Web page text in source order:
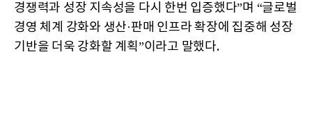
경쟁력과 성장 지속성을 다시 한번 입증했다”며 “글로벌
경영 체계 강화와 생산·판매 인프라 확장에 집중해 성장
기반을 더욱 강화할 계획”이라고 말했다.